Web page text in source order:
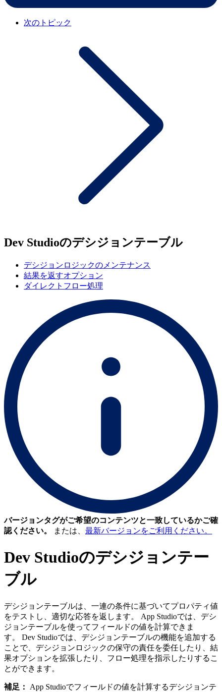
次のトピック
Dev Studioのデシジョンテーブル
デシジョンロジックのメンテナンス
結果を返すオプション
ダイレクトフロー処理
バージョンタグがご希望のコンテンツと一致しているかご確
認ください。
または、 最新バージョンをご利用ください。
Dev Studioのデシジョンテー
ブル
デシジョンテーブルは、一連の条件に基づいてプロパティ値
をテストし、適切な応答を返します。 App Studioでは、デシ
ジョンテーブルを使ってフィールドの値を計算できま
す。 Dev Studioでは、デシジョンテーブルの機能を追加する
ことで、デシジョンロジックの保守の責任を委任したり、結
果オプションを拡張したり、フロー処理を指示したりするこ
とができます。
補足： App Studioでフィールドの値を計算するデシジョンテ